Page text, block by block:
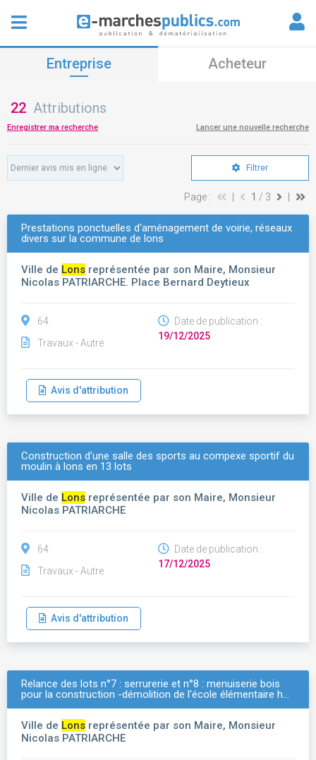
Entreprise Acheteur
22 Attributions
Enregistrer ma recherche Lancer une nouvelle recherche
Filtrer
Page : 1 / 3
Prestations ponctuelles d'aménagement de voirie, réseaux
divers sur la commune de lons
Ville de Lons représentée par son Maire, Monsieur
Nicolas PATRIARCHE. Place Bernard Deytieux
64
Travaux - Autre
Date de publication :
19/12/2025
Avis d'attribution
Construction d'une salle des sports au compexe sportif du
moulin à lons en 13 lots
Ville de Lons représentée par son Maire, Monsieur
Nicolas PATRIARCHE
64
Travaux - Autre
Date de publication :
17/12/2025
Avis d'attribution
Relance des lots n°7 : serrurerie et n°8 : menuiserie bois
pour la construction -démolition de l'école élémentaire h…
Ville de Lons représentée par son Maire, Monsieur
Nicolas PATRIARCHE